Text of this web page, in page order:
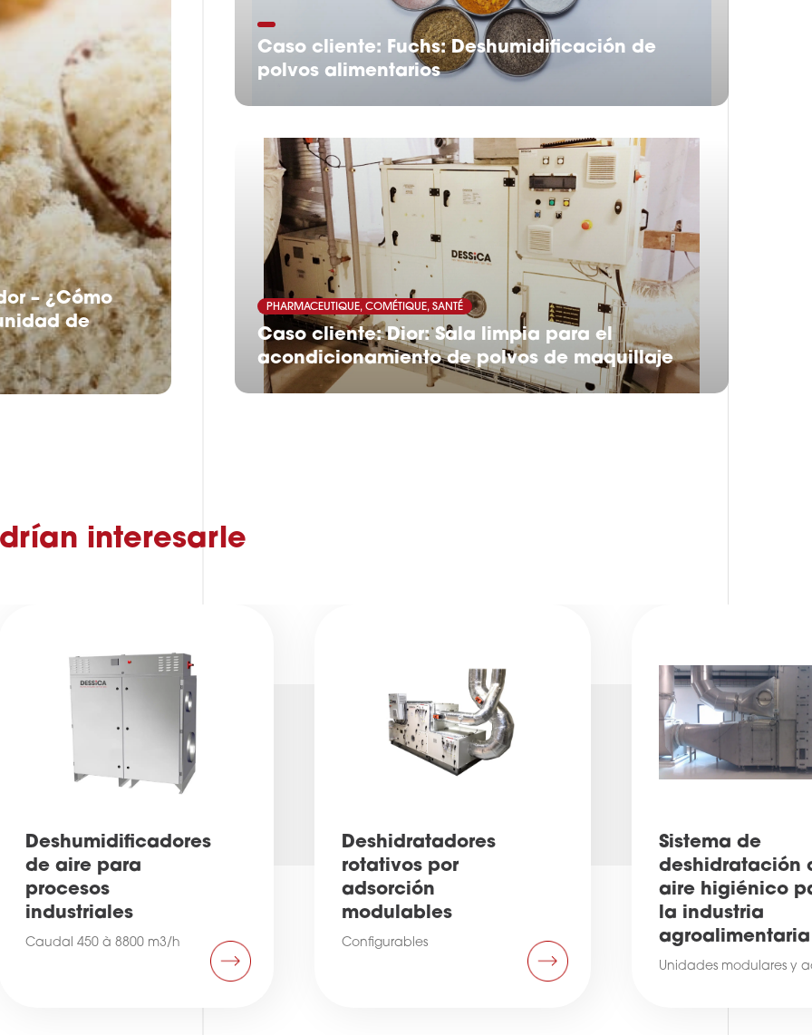
– ¿Cómo
de
Caso cliente: Fuchs: Deshumidificación de
polvos alimentarios
PHARMACEUTIQUE, COMÉTIQUE, SANTÉ
Caso cliente: Dior: Sala limpia para el
acondicionamiento de polvos de maquillaje
interesarle
Deshumidificadores
de aire para
procesos
industriales
Caudal 450 à 8800 m3/h
Deshidratadores
rotativos por
adsorción
modulables
Configurables
Sistema de
deshidratación
aire higiénico
la industria
agroalimentaria
Unidades modulares y